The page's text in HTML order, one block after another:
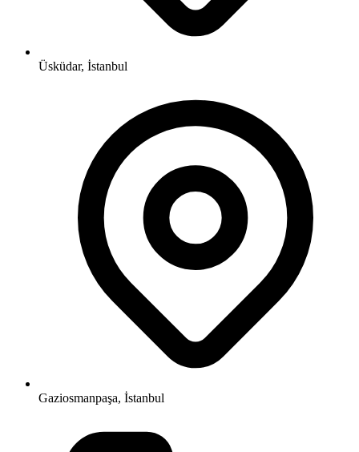
Üsküdar, İstanbul
Gaziosmanpaşa, İstanbul